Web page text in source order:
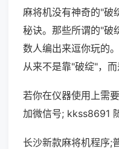
麻将机没有神奇的"破
秘诀。那些所谓的"破
数人编出来逗你玩的
从来不是靠"破绽"，而
若你在仪器使用上需
加微信号; kkss8691
长沙新款麻将机程序;